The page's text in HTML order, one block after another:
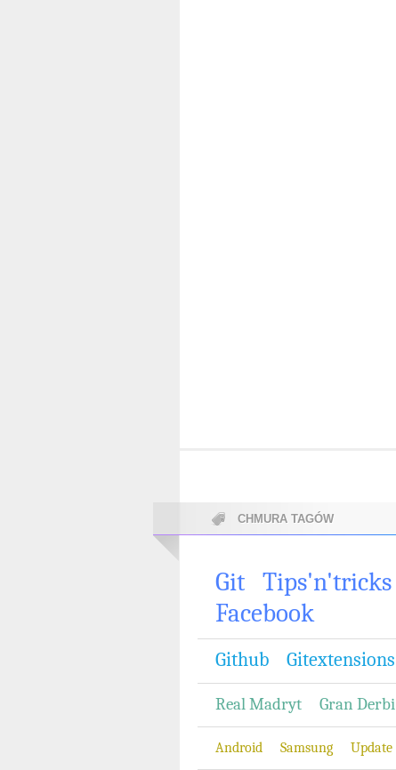
CHMURA TAGÓW
Git Tips'n'tricks
Facebook
Github Gitextensions
Real Madryt Gran Derbi
Android Samsung Update